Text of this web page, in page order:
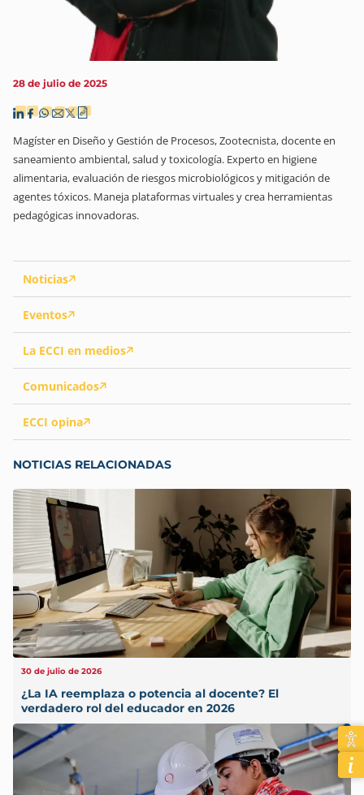
Noticias
Eventos
La ECCI en medios
Comunicados
ECCI opina
NOTICIAS RELACIONADAS
30 de julio de 2026
¿La IA reemplaza o potencia al docente? El
verdadero rol del educador en 2026
28 de julio de 2025
Magíster en Diseño y Gestión de Procesos, Zootecnista, docente en
saneamiento ambiental, salud y toxicología. Experto en higiene
alimentaria, evaluación de riesgos microbiológicos y mitigación de
agentes tóxicos. Maneja plataformas virtuales y crea herramientas
pedagógicas innovadoras.